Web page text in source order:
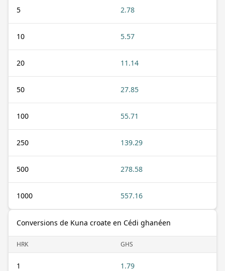
5 2.78
10 5.57
20 11.14
50 27.85
100 55.71
250 139.29
500 278.58
1000 557.16
Conversions de Kuna croate en Cédi ghanéen
HRK GHS
1 1.79